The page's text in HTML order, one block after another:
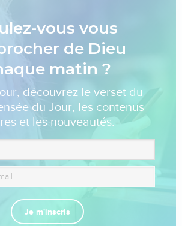
vous vous
de Dieu
matin ?
découvrez le verset du
du Jour, les contenus
et les nouveautés.
Je m'inscris